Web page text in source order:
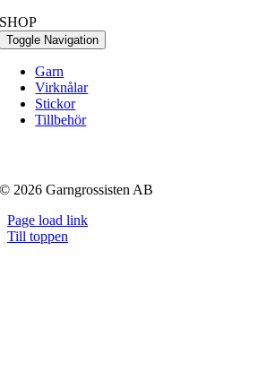
SHOP
Toggle Navigation
Garn
Virknålar
Stickor
Tillbehör
© 2026 Garngrossisten AB
Page load link
Till toppen